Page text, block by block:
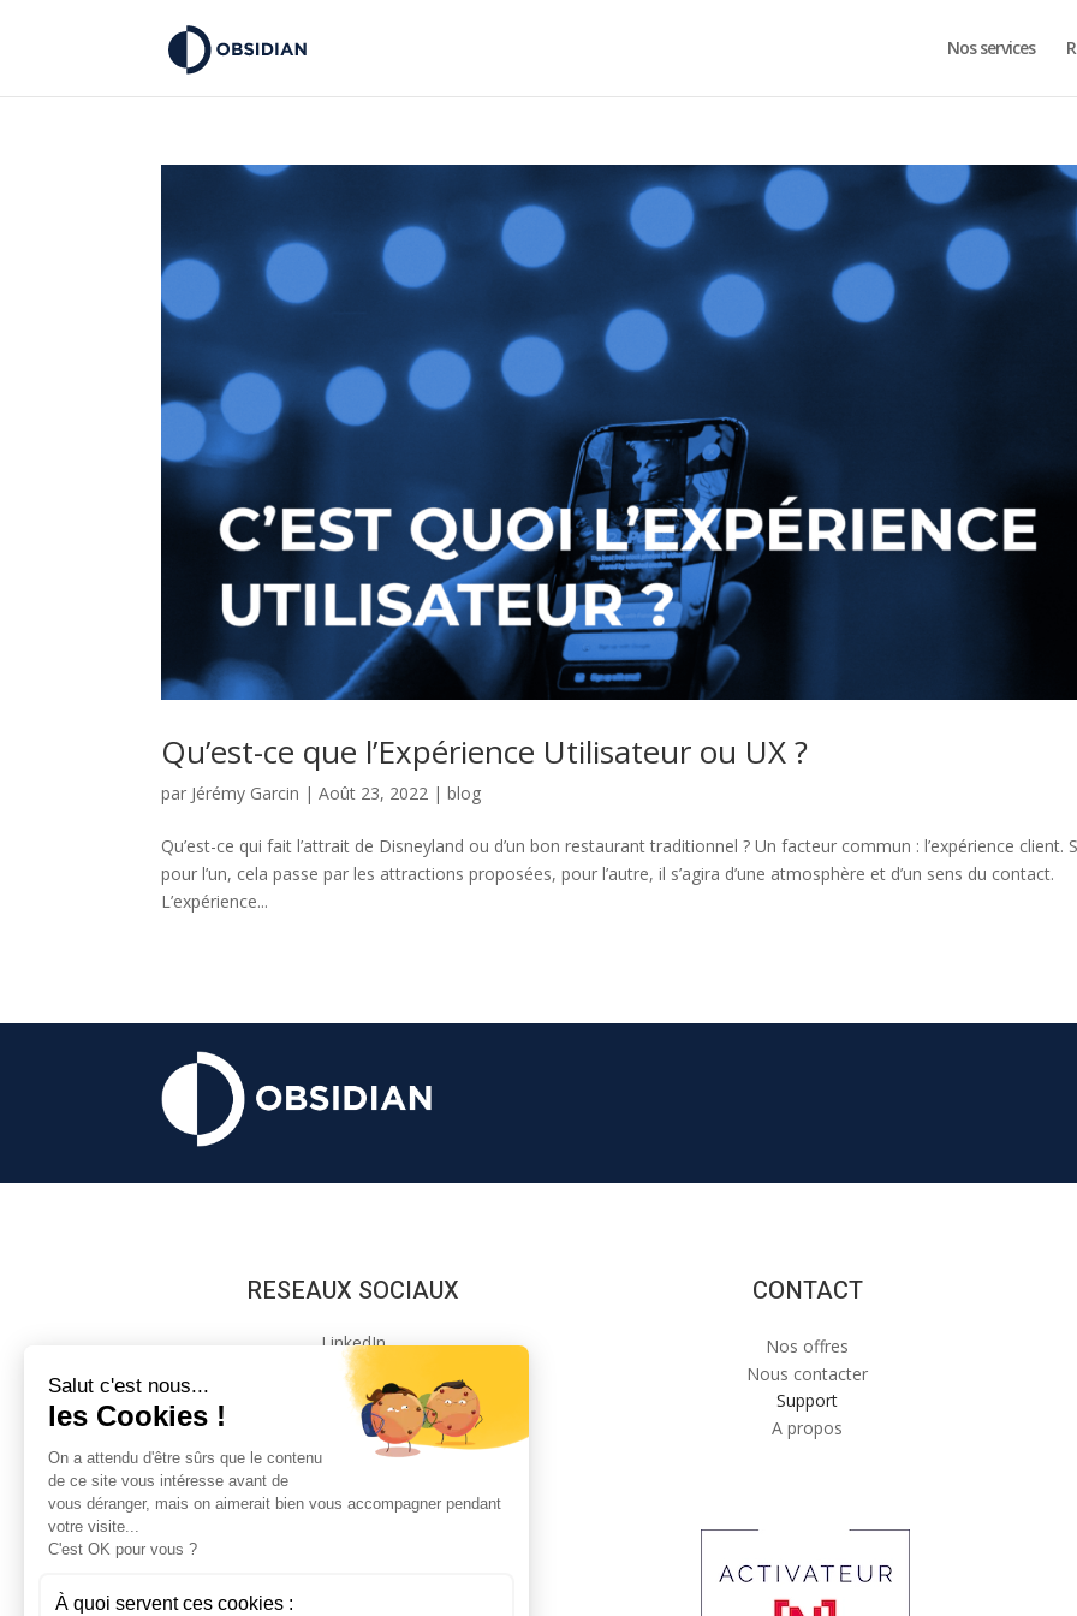
Nos services
Qu’est-ce que l’Expérience Utilisateur ou UX ?
par Jérémy Garcin |Août 23, 2022 |blog
Qu’est-ce qui fait l’attrait de Disneyland ou d’un bon restaurant traditionnel ? Un facteur commun : l’expérience client.
pour l’un, cela passe par les attractions proposées, pour l’autre, il s’agira d’une atmosphère et d’un sens du contact.
L’expérience...
RESEAUX SOCIAUX
LinkedIn
Instagram
L’agence Obsidian est partenaire de
CONTACT
Nos offres
Nous contacter
Support
A propos
Salut c'est nous...
les Cookies !
On a attendu d'être sûrs que le contenu
de ce site vous intéresse avant de
vous déranger, mais on aimerait bien vous accompagner pendant
votre visite...
C'est OK pour vous ?
À quoi servent ces cookies :